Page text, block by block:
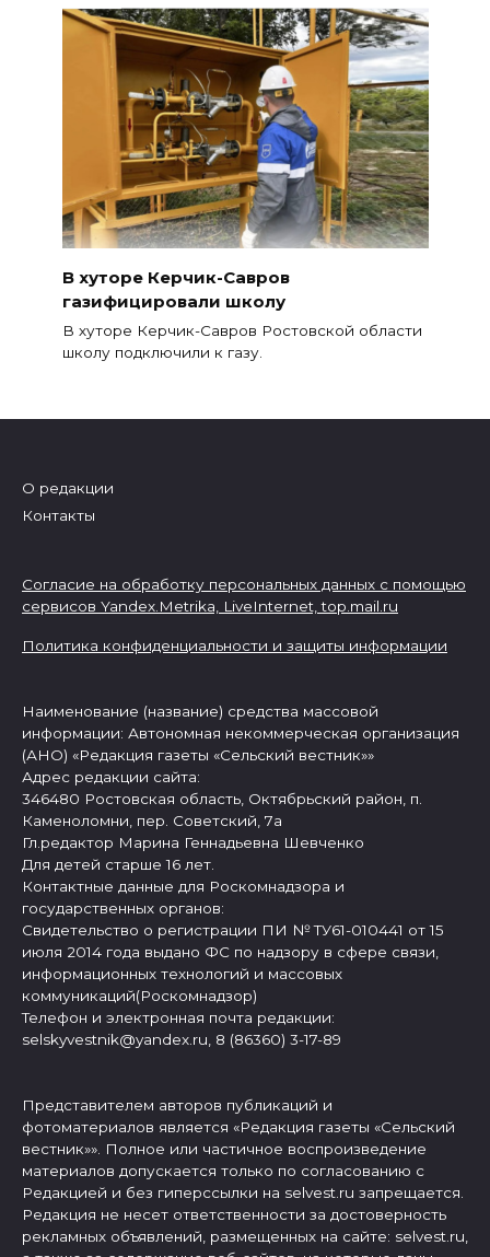
В хуторе Керчик-Савров
газифицировали школу
В хуторе Керчик-Савров Ростовской области
школу подключили к газу.
О редакции
Контакты
Согласие на обработку персональных данных с помощью
сервисов Yandex.Metrika, LiveInternet,top.mail.ru
Политика конфиденциальности и защиты информации
Наименование (название) средства массовой
информации: Автономная некоммерческая организация
(АНО) «Редакция газеты «Сельский вестник»»
Адрес редакции сайта:
346480 Ростовская область, Октябрьский район, п.
Каменоломни, пер. Советский, 7а
Гл.редактор Марина Геннадьевна Шевченко
Для детей старше 16 лет.
Контактные данные для Роскомнадзора и
государственных органов:
Свидетельство о регистрации ПИ № ТУ61-010441 от 15
июля 2014 года выдано ФС по надзору в сфере связи,
информационных технологий и массовых
коммуникаций(Роскомнадзор)
Телефон и электронная почта редакции:
selskyvestnik@yandex.ru, 8 (86360) 3-17-89
Представителем авторов публикаций и
фотоматериалов является «Редакция газеты «Сельский
вестник»». Полное или частичное воспроизведение
материалов допускается только по согласованию с
Редакцией и без гиперссылки на selvest.ru запрещается.
Редакция не несет ответственности за достоверность
рекламных объявлений, размещенных на сайте: selvest.ru,